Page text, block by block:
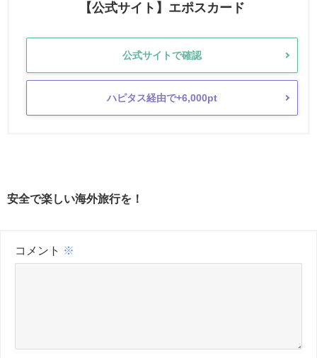
【公式サイト】エポスカード
公式サイトで確認
ハピタス経由で+6,000pt
安全で楽しい海外旅行を！
コメント ※